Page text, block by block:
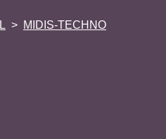
MIDIS-TECHNO